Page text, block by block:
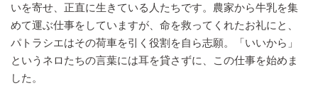
いを寄せ、正直に生きている人たちです。農家から牛乳を集
めて運ぶ仕事をしていますが、命を救ってくれたお礼にと、
パトラシエはその荷車を引く役割を自ら志願。「いいから」
というネロたちの言葉には耳を貸さずに、この仕事を始めま
した。